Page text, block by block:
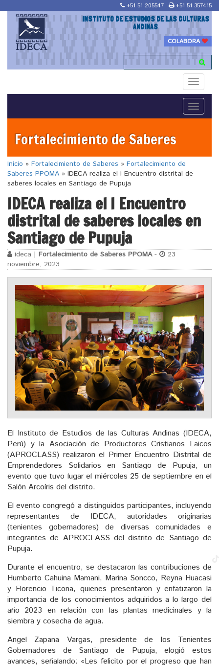
+51 51 205547 +51 51 357415
INSTITUTO DE ESTUDIOS DE LAS CULTURAS
ANDINAS
COLABORA
Toggle
Toggle
Fortalecimiento de Saberes
Inicio » Fortalecimiento de Saberes » Fortalecimiento de
Saberes PPOMA » IDECA realiza el I Encuentro distrital de
saberes locales en Santiago de Pupuja
IDECA realiza el I Encuentro
distrital de saberes locales en
Santiago de Pupuja
ideca | Fortalecimiento de Saberes PPOMA-
23
noviembre, 2023
El Instituto de Estudios de las Culturas Andinas (IDECA,
Perú) y la Asociación de Productores Cristianos Laicos
(APROCLASS) realizaron el Primer Encuentro Distrital de
Emprendedores Solidarios en Santiago de Pupuja, un
evento que tuvo lugar el miércoles 25 de septiembre en el
Salón Arcoíris del distrito.
El evento congregó a distinguidos participantes, incluyendo
representantes de IDECA, autoridades originarias
(tenientes gobernadores) de diversas comunidades e
integrantes de APROCLASS del distrito de Santiago de
Pupuja.
Durante el encuentro, se destacaron las contribuciones de
Humberto Cahuina Mamani, Marina Soncco, Reyna Huacasi
y Florencio Ticona, quienes presentaron y enfatizaron la
importancia de los conocimientos adquiridos a lo largo del
año 2023 en relación con las plantas medicinales y la
siembra y cosecha de agua.
Angel Zapana Vargas, presidente de los Tenientes
Gobernadores de Santiago de Pupuja, elogió estos
avances, señalando: «Les felicito por el progreso que han